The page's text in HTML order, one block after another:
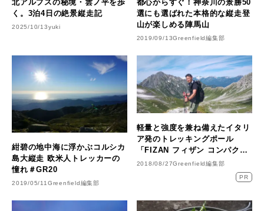
北アルプスの秘境・雲ノ平を歩
く。3泊4日の絶景縦走記
2025/10/13yuki
都心からすぐ！神奈川の景勝50
選にも選ばれた本格的な縦走登
山が楽しめる陣馬山
2019/09/13Greenfield編集部
紺碧の地中海に浮かぶコルシカ
島大縦走 欧米人トレッカーの
憧れ＃GR20
2019/05/11Greenfield編集部
軽量と強度を兼ね備えたイタリ
ア発のトレッキングポール
「FIZAN フィザン コンパク
ト」 を立山連峰縦走でレビュ
2018/08/27Greenfield編集部
PR